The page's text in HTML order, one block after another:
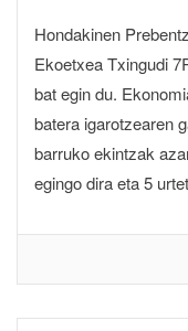
Hondakinen
Ekoetxea Txingudi
bat egin du.
batera igarotzearen
barruko ekintzak
egingo dira eta 5